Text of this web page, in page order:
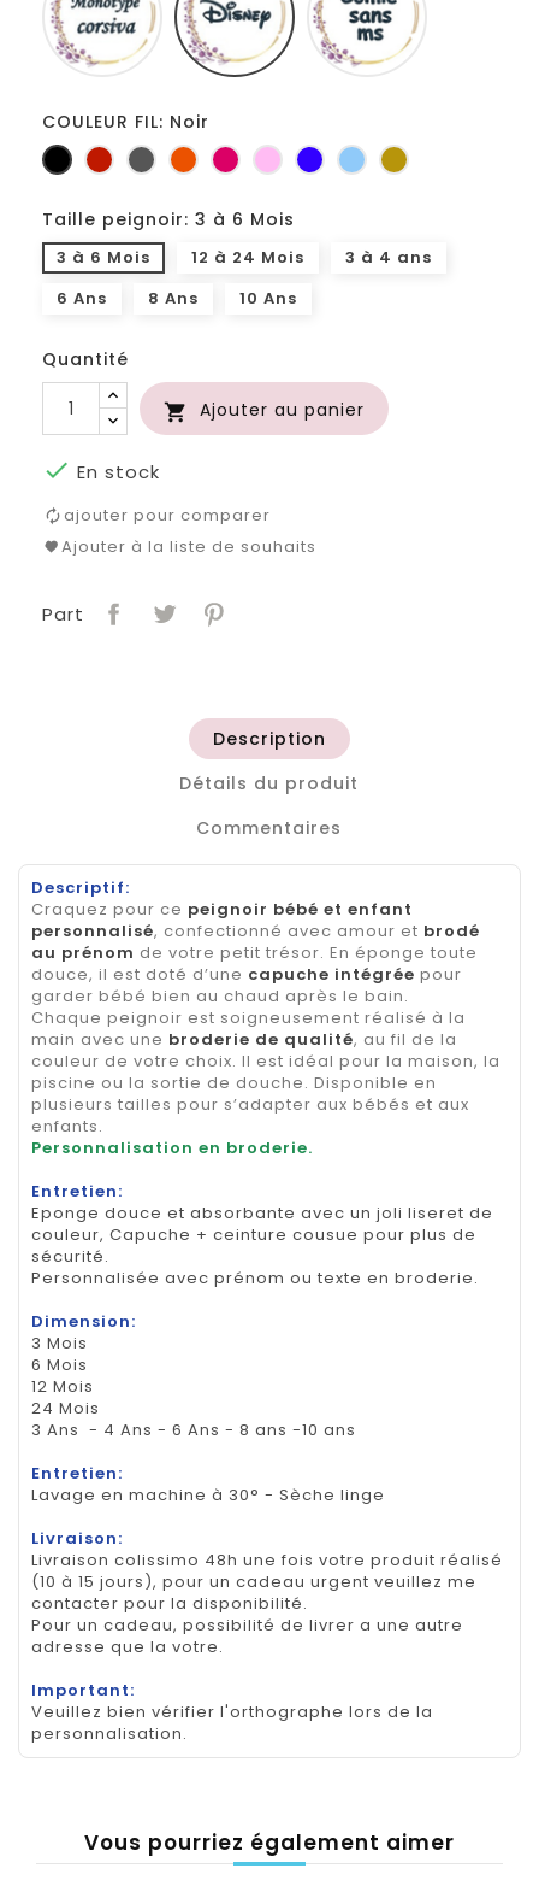
COULEUR FIL: Noir
Noir RougeGris
foncé
OrangeFuchsia
RoseBleu
roi
Bleu
clair
Or
Taille peignoir: 3 à 6 Mois
3 à 6 Mois 12 à 24 Mois
3 à 4 ans
6 Ans
8 Ans 10 Ans
Quantité
 Ajouter au panier
 En stock
ajouter pour comparer
Ajouter à la liste de souhaits
Part
Description
Détails du produit
Commentaires
Descriptif:
Craquez pour ce peignoir bébé et enfant
personnalisé, confectionné avec amour et brodé
au prénom de votre petit trésor. En éponge toute
douce, il est doté d’une capuche intégrée pour
garder bébé bien au chaud après le bain.
Chaque peignoir est soigneusement réalisé à la
main avec une broderie de qualité, au fil de la
couleur de votre choix. Il est idéal pour la maison, la
piscine ou la sortie de douche. Disponible en
plusieurs tailles pour s’adapter aux bébés et aux
enfants.
Personnalisation en broderie.
Entretien:
Eponge douce et absorbante avec un joli liseret de
couleur, Capuche + ceinture cousue pour plus de
sécurité.
Personnalisée avec prénom ou texte en broderie.
Dimension:
3 Mois
6 Mois
12 Mois
24 Mois
3 Ans - 4 Ans - 6 Ans - 8 ans -10 ans
Entretien:
Lavage en machine à 30° - Sèche linge
Livraison:
Livraison colissimo 48h une fois votre produit réalisé
(10 à 15 jours), pour un cadeau urgent veuillez me
contacter pour la disponibilité.
Pour un cadeau, possibilité de livrer a une autre
adresse que la votre.
Important:
Veuillez bien vérifier l'orthographe lors de la
personnalisation.
Vous pourriez également aimer